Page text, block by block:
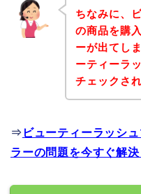
ちなみに、
の商品を購
ーが出てし
ーティーラ
チェックさ
⇒ ビューティーラッシ
ラーの問題を今すぐ解